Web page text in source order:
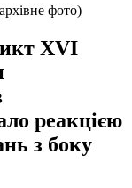
фото)
XVI
реакцією
з боку